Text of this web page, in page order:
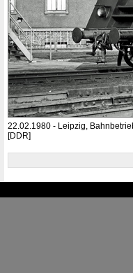
22.02.1980 - Leipzig,
[DDR]